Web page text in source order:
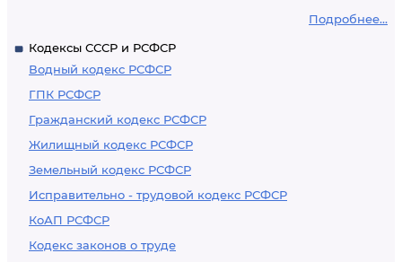
Подробнее...
Кодексы СССР и РСФСР
Водный кодекс РСФСР
ГПК РСФСР
Гражданский кодекс РСФСР
Жилищный кодекс РСФСР
Земельный кодекс РСФСР
Исправительно - трудовой кодекс РСФСР
КоАП РСФСР
Кодекс законов о труде